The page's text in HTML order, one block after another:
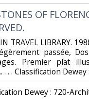
OF
TRAVEL LIBRARY.
passée,
Premier plat
. . . Classification
Dewey : 720-